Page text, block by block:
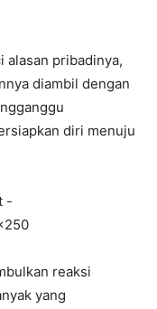
alasan pribadinya,
diambil dengan
diri menuju
-
reaksi
yang